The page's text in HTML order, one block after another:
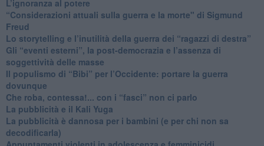
L’ignoranza al potere
​“Considerazioni attuali sulla guerra e la morte" di Sigmund
Freud
​Lo storytelling e l’inutilità della guerra dei “ragazzi di destra”
​Gli “eventi esterni”, la post-democrazia e l’assenza di
soggettività delle masse
​Il populismo di “Bibi” per l’Occidente: portare la guerra
dovunque
​Che roba, contessa!... con i “fasci” non ci parlo
La pubblicità e il Kali Yuga
​La pubblicità è dannosa per i bambini (e per chi non sa
decodificarla)